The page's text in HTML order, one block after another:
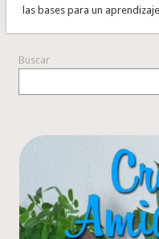
las bases para un
Buscar